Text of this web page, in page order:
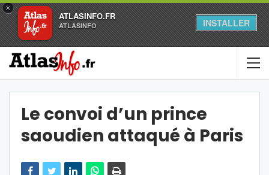
×
ATLASINFO.FR
ATLASINFO INSTALLER
Le convoi d’un prince
saoudien attaqué à Paris